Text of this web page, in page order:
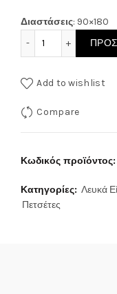
Διαστάσεις: 90×180
Add to wishlist
Compare
Κωδικός προϊόντος:
Κατηγορίες: Λευκά
Πετσέτες